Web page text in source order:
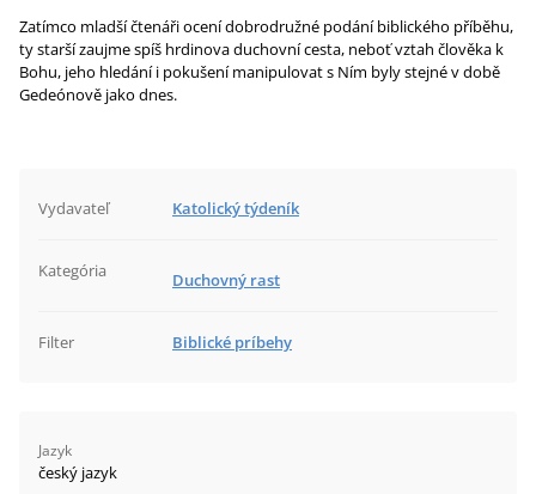
Zatímco mladší čtenáři ocení dobrodružné podání biblického příběhu,
ty starší zaujme spíš hrdinova duchovní cesta, neboť vztah člověka k
Bohu, jeho hledání i pokušení manipulovat s Ním byly stejné v době
Gedeónově jako dnes.
Vydavateľ Katolický týdeník
Kategória Duchovný rast
Filter Biblické príbehy
Jazyk
český jazyk